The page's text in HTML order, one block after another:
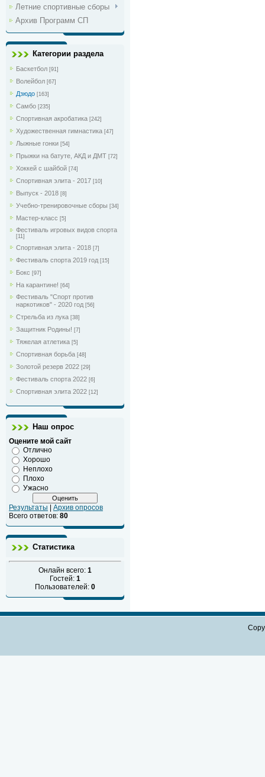
Летние спортивные сборы
Архив Программ СП
Категории раздела
Баскетбол [91]
Волейбол [67]
Дзюдо [163]
Самбо [235]
Спортивная акробатика [242]
Художественная гимнастика [47]
Лыжные гонки [54]
Прыжки на батуте, АКД и ДМТ [72]
Хоккей с шайбой [74]
Спортивная элита - 2017 [10]
Выпуск - 2018 [8]
Учебно-тренировочные сборы [34]
Мастер-класс [5]
Фестиваль игровых видов спорта
[11]
Спортивная элита - 2018 [7]
Фестиваль спорта 2019 год [15]
Бокс [97]
На карантине! [64]
Фестиваль "Спорт против
наркотиков" - 2020 год [56]
Стрельба из лука [38]
Защитник Родины! [7]
Тяжелая атлетика [5]
Спортивная борьба [48]
Золотой резерв 2022 [29]
Фестиваль спорта 2022 [6]
Спортивная элита 2022 [12]
Наш опрос
Оцените мой сайт
Отлично
Хорошо
Неплохо
Плохо
Ужасно
Результаты
Архив опросов
Всего ответов: 80
Статистика
Онлайн всего: 1
Гостей: 1
Пользователей: 0